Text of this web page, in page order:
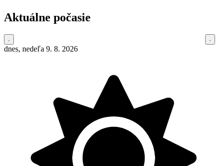
Aktuálne počasie
dnes, nedeľa 9. 8. 2026